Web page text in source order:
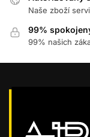
Naše zboží
99%
99% našich